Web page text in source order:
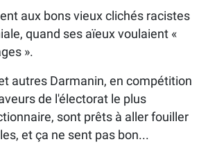
aux bons vieux clichés racistes
quand ses aïeux voulaient «
».
autres Darmanin, en compétition
de l'électorat le plus
sont prêts à aller fouiller
et ça ne sent pas bon...